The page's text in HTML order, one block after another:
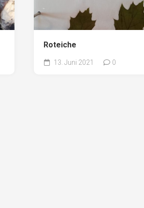
Roteiche
13. Juni 2021 0